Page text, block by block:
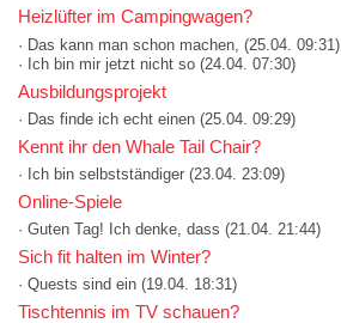
Heizlüfter im Campingwagen?
· Das kann man schon machen, (25.04. 09:31)
· Ich bin mir jetzt nicht so (24.04. 07:30)
Ausbildungsprojekt
· Das finde ich echt einen (25.04. 09:29)
Kennt ihr den Whale Tail Chair?
· Ich bin selbstständiger (23.04. 23:09)
Online-Spiele
· Guten Tag! Ich denke, dass (21.04. 21:44)
Sich fit halten im Winter?
· Quests sind ein (19.04. 18:31)
Tischtennis im TV schauen?